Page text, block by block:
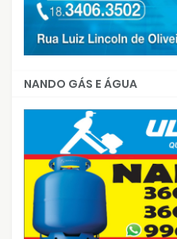
NANDO GÁS E ÁGUA